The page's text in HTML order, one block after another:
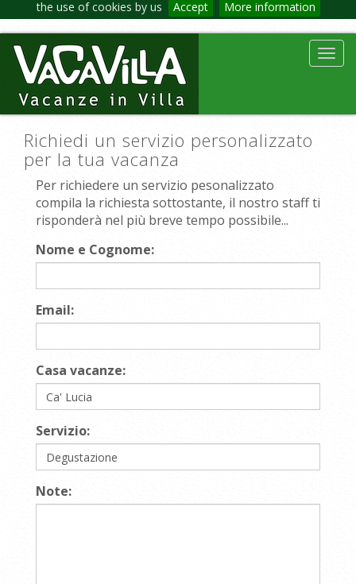
the use of cookies by us Accept More information
Richiedi un servizio personalizzato
per la tua vacanza
Per richiedere un servizio pesonalizzato
compila la richiesta sottostante, il nostro staff ti
risponderà nel più breve tempo possibile...
Nome e Cognome:
Email:
Casa vacanze:
Servizio:
Note: